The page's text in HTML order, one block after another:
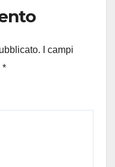
I campi
*